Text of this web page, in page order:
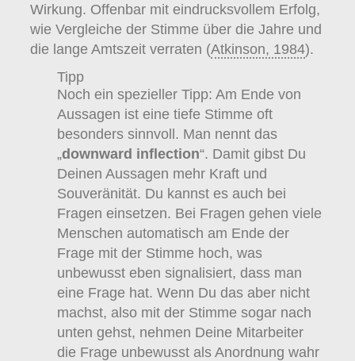
Wirkung. Offenbar mit eindrucksvollem Erfolg,
wie Vergleiche der Stimme über die Jahre und
die lange Amtszeit verraten (Atkinson, 1984).
Tipp
Noch ein spezieller Tipp: Am Ende von
Aussagen ist eine tiefe Stimme oft
besonders sinnvoll. Man nennt das
„downward inflection“. Damit gibst Du
Deinen Aussagen mehr Kraft und
Souveränität. Du kannst es auch bei
Fragen einsetzen. Bei Fragen gehen viele
Menschen automatisch am Ende der
Frage mit der Stimme hoch, was
unbewusst eben signalisiert, dass man
eine Frage hat. Wenn Du das aber nicht
machst, also mit der Stimme sogar nach
unten gehst, nehmen Deine Mitarbeiter
die Frage unbewusst als Anordnung wahr